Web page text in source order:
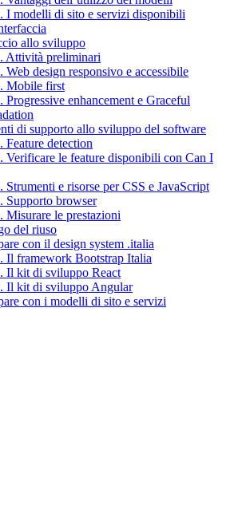
I modelli di sito e servizi disponibili
allo sviluppo
Attività preliminari
Web design responsivo e accessibile
Mobile first
Progressive enhancement e Graceful
di supporto allo sviluppo del software
Feature detection
Verificare le feature disponibili con Can I
Strumenti e risorse per CSS e JavaScript
Supporto browser
Misurare le prestazioni
del riuso
con il design system .italia
Il framework Bootstrap Italia
Il kit di sviluppo React
Il kit di sviluppo Angular
con i modelli di sito e servizi